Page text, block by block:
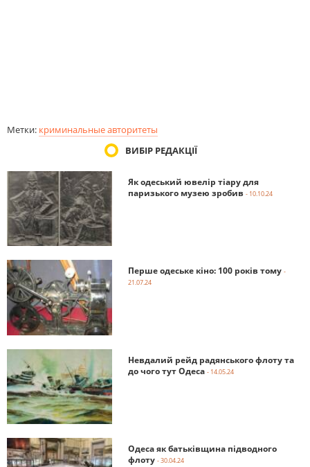
Метки: криминальные авторитеты
ВИБІР РЕДАКЦІЇ
Як одеський ювелір тіару для
паризького музею зробив - 10.10.24
Перше одеське кіно: 100 років тому -
21.07.24
Невдалий рейд радянського флоту та
до чого тут Одеса - 14.05.24
Одеса як батьківщина підводного
флоту - 30.04.24